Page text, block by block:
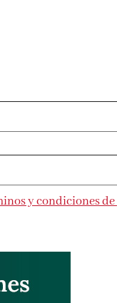
y condiciones